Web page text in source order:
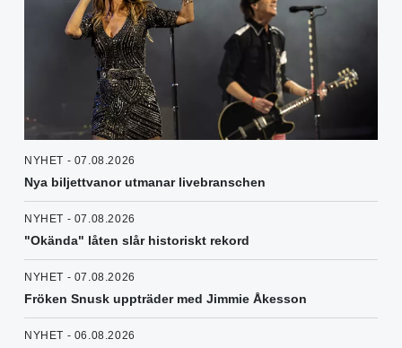
NYHET - 07.08.2026
Nya biljettvanor utmanar livebranschen
NYHET - 07.08.2026
"Okända" låten slår historiskt rekord
NYHET - 07.08.2026
Fröken Snusk uppträder med Jimmie Åkesson
NYHET - 06.08.2026